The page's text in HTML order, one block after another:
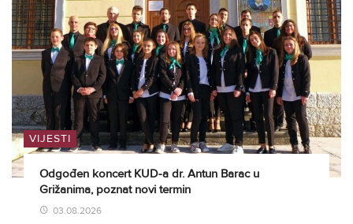
VIJESTI
Odgođen koncert KUD-a dr. Antun Barac u
Grižanima, poznat novi termin
03.08.2026